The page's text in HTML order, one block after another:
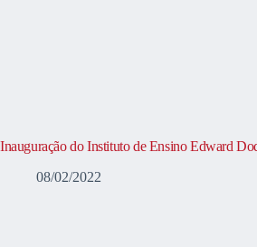
Inauguração do Instituto de Ensino Edward
08/02/2022